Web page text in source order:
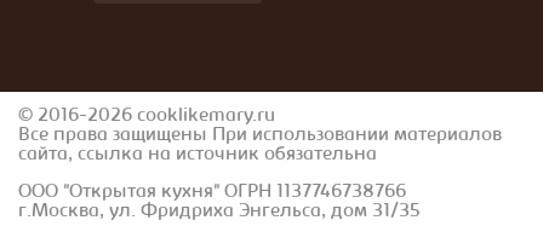
© 2016-2026 cooklikemary.ru
Все права защищены При использовании материалов
сайта, ссылка на источник обязательна
ООО "Открытая кухня" ОГРН 1137746738766
г.Москва, ул. Фридриха Энгельса, дом 31/35